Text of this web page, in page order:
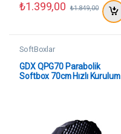
₺1.399,00 ₺1.849,00
SoftBoxlar
GDX QPG70 Parabolik
Softbox 70cm Hızlı Kurulum